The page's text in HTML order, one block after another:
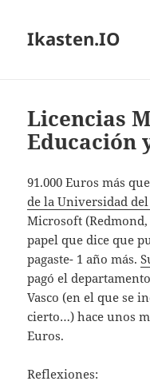
Ikasten.IO
Licencias
Educación
91.000 Euros más
de la Universidad del
Microsoft
papel que dice que
pagaste- 1 año más.
pagó el
Vasco (en el que se
cierto…) hace unos
Euros.
Reflexiones: